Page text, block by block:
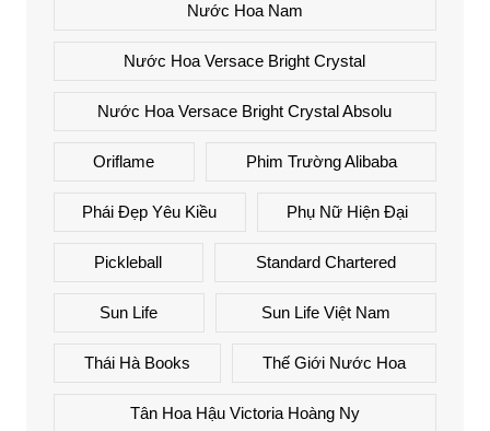
Nước Hoa Nam
Nước Hoa Versace Bright Crystal
Nước Hoa Versace Bright Crystal Absolu
Oriflame Phim Trường Alibaba
Phái Đẹp Yêu Kiều Phụ Nữ Hiện Đại
Pickleball Standard Chartered
Sun Life Sun Life Việt Nam
Thái Hà Books Thế Giới Nước Hoa
Tân Hoa Hậu Victoria Hoàng Ny